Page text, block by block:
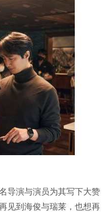
导演与演员为其写下大赞
见到海俊与瑞莱，也想再